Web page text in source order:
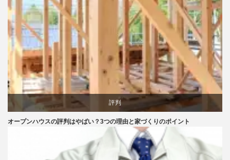
評判
オープンハウスの評判はやばい？3つの理由と家づくりのポイント